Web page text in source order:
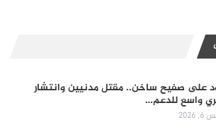
على صفيح ساخن.. مقتل مدنيين وانتشار
واسع للدعم…